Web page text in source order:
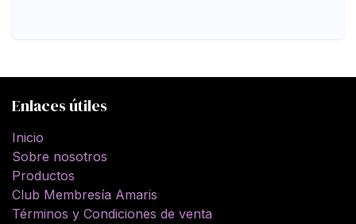
Enlaces útiles
Inicio
Sobre nosotros
Productos
Club Membresía Amaris
Términos y Condiciones de venta